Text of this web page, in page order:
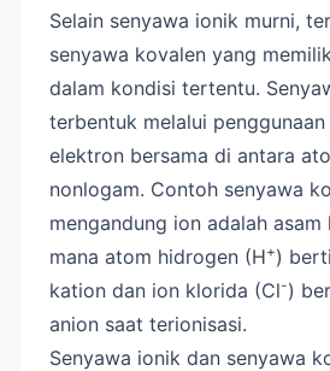
Selain senyawa ionik murni,
senyawa kovalen yang
dalam kondisi tertentu.
terbentuk melalui penggunaan
elektron bersama di antara
nonlogam. Contoh senyawa
mengandung ion adalah
mana atom hidrogen (H+)
kation dan ion klorida (Cl-)
anion saat terionisasi.
Senyawa ionik dan senyawa